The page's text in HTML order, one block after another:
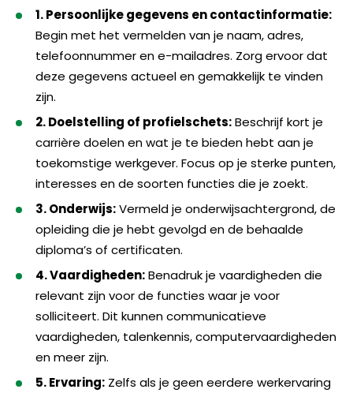
1. Persoonlijke gegevens en contactinformatie:
Begin met het vermelden van je naam, adres,
telefoonnummer en e-mailadres. Zorg ervoor dat
deze gegevens actueel en gemakkelijk te vinden
zijn.
2. Doelstelling of profielschets:Beschrijf kort je
carrière doelen en wat je te bieden hebt aan je
toekomstige werkgever. Focus op je sterke punten,
interesses en de soorten functies die je zoekt.
3. Onderwijs:Vermeld je onderwijsachtergrond, de
opleiding die je hebt gevolgd en de behaalde
diploma’s of certificaten.
4. Vaardigheden:Benadruk je vaardigheden die
relevant zijn voor de functies waar je voor
solliciteert. Dit kunnen communicatieve
vaardigheden, talenkennis, computervaardigheden
en meer zijn.
5. Ervaring: Zelfs als je geen eerdere werkervaring